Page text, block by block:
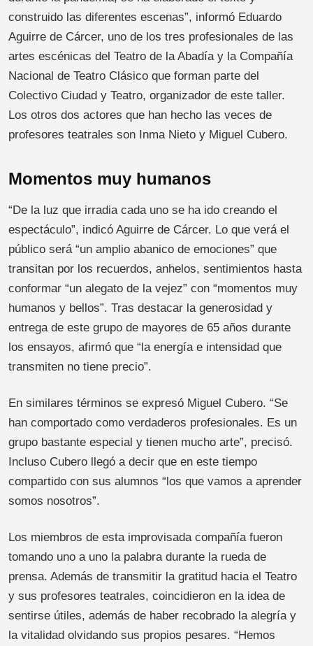
construido las diferentes escenas”, informó Eduardo
Aguirre de Cárcer, uno de los tres profesionales de las
artes escénicas del Teatro de la Abadía y la Compañía
Nacional de Teatro Clásico que forman parte del
Colectivo Ciudad y Teatro, organizador de este taller.
Los otros dos actores que han hecho las veces de
profesores teatrales son Inma Nieto y Miguel Cubero.
Momentos muy humanos
“De la luz que irradia cada uno se ha ido creando el
espectáculo”, indicó Aguirre de Cárcer. Lo que verá el
público será “un amplio abanico de emociones” que
transitan por los recuerdos, anhelos, sentimientos hasta
conformar “un alegato de la vejez” con “momentos muy
humanos y bellos”. Tras destacar la generosidad y
entrega de este grupo de mayores de 65 años durante
los ensayos, afirmó que “la energía e intensidad que
transmiten no tiene precio”.
En similares términos se expresó Miguel Cubero. “Se
han comportado como verdaderos profesionales. Es un
grupo bastante especial y tienen mucho arte”, precisó.
Incluso Cubero llegó a decir que en este tiempo
compartido con sus alumnos “los que vamos a aprender
somos nosotros”.
Los miembros de esta improvisada compañía fueron
tomando uno a uno la palabra durante la rueda de
prensa. Además de transmitir la gratitud hacia el Teatro
y sus profesores teatrales, coincidieron en la idea de
sentirse útiles, además de haber recobrado la alegría y
la vitalidad olvidando sus propios pesares. “Hemos